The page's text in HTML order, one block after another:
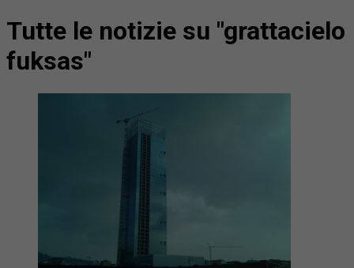
Tutte le notizie su "grattacielo
fuksas"